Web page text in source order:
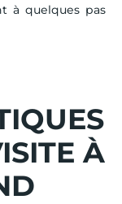
à quelques pas
À